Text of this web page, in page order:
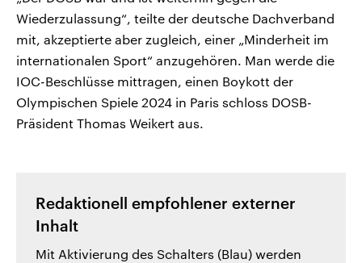
Wiederzulassung“, teilte der deutsche Dachverband
mit, akzeptierte aber zugleich, einer „Minderheit im
internationalen Sport“ anzugehören. Man werde die
IOC-Beschlüsse mittragen, einen Boykott der
Olympischen Spiele 2024 in Paris schloss DOSB-
Präsident Thomas Weikert aus.
Redaktionell empfohlener externer
Inhalt
Mit Aktivierung des Schalters (Blau) werden